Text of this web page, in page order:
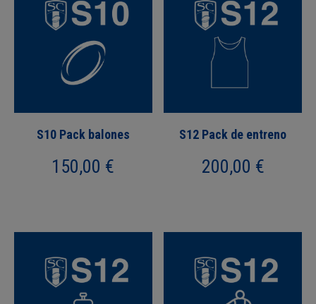
S10 Pack balones
150,00 €
S12 Pack de entreno
200,00 €